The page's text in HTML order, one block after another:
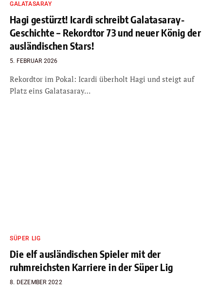
GALATASARAY
Hagi gestürzt! Icardi schreibt Galatasaray-
Geschichte – Rekordtor 73 und neuer König der
ausländischen Stars!
5. FEBRUAR 2026
Rekordtor im Pokal: Icardi überholt Hagi und steigt auf
Platz eins Galatasaray…
SÜPER LIG
Die elf ausländischen Spieler mit der
ruhmreichsten Karriere in der Süper Lig
8. DEZEMBER 2022